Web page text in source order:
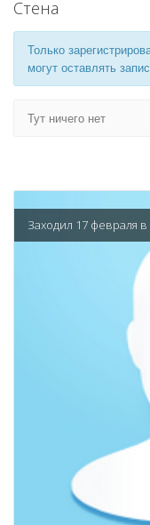
Стена
Только
могут оставлять
Тут ничего нет
Заходил 17 февраля в